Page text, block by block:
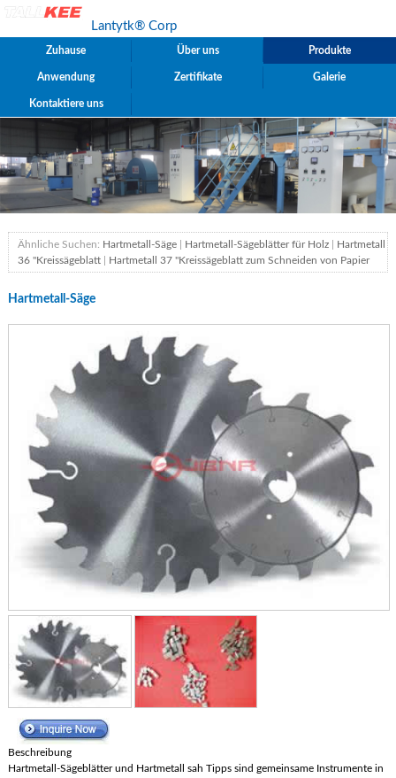
Lantytk® Corp
Zuhause Über uns Produkte
Anwendung Zertifikate Galerie
Kontaktiere uns
Ähnliche Suchen: Hartmetall-Säge| Hartmetall-Sägeblätter für Holz| Hartmetall
36 "Kreissägeblatt| Hartmetall 37 "Kreissägeblatt zum Schneiden von Papier
Hartmetall-Säge
Beschreibung
Hartmetall-Sägeblätter und Hartmetall sah Tipps sind gemeinsame Instrumente in